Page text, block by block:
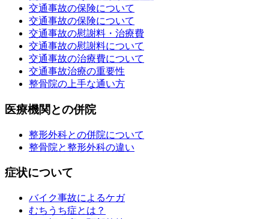
交通事故の保険について
交通事故の保険について
交通事故の慰謝料・治療費
交通事故の慰謝料について
交通事故の治療費について
交通事故治療の重要性
整骨院の上手な通い方
医療機関との併院
整形外科との併院について
整骨院と整形外科の違い
症状について
バイク事故によるケガ
むちうち症とは？